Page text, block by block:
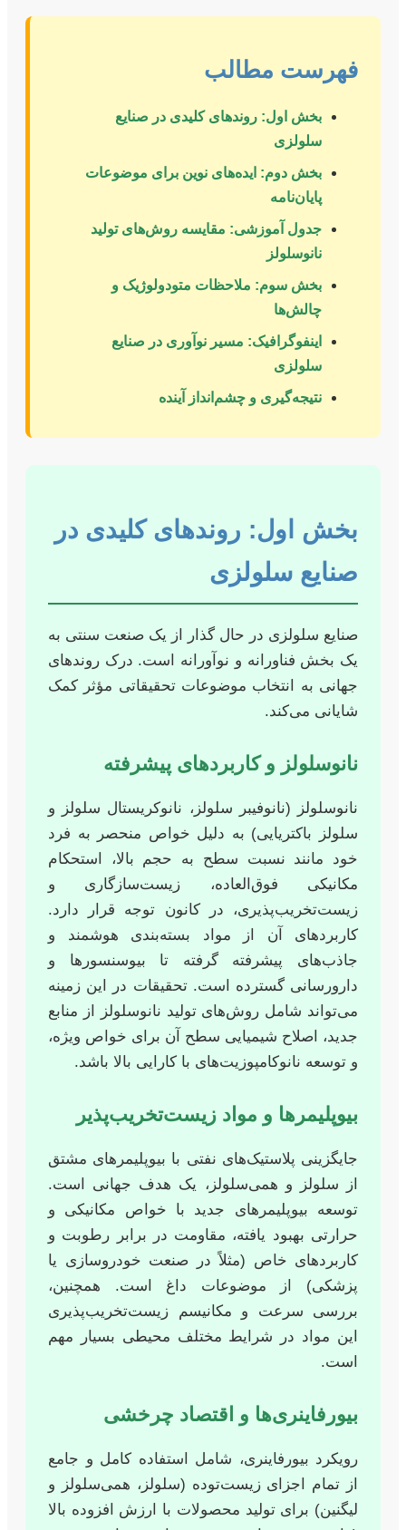
فهرست مطالب
بخش اول: روندهای کلیدی در صنایع
سلولزی
بخش دوم: ایده‌های نوین برای موضوعات
پایان‌نامه
جدول آموزشی: مقایسه روش‌های تولید
نانوسلولز
بخش سوم: ملاحظات متودولوژیک و
چالش‌ها
اینفوگرافیک: مسیر نوآوری در صنایع
سلولزی
نتیجه‌گیری و چشم‌انداز آینده
بخش اول: روندهای کلیدی در
صنایع سلولزی
صنایع سلولزی در حال گذار از یک صنعت سنتی به
یک بخش فناورانه و نوآورانه است. درک روندهای
جهانی به انتخاب موضوعات تحقیقاتی مؤثر کمک
شایانی می‌کند.
نانوسلولز و کاربردهای پیشرفته
نانوسلولز (نانوفیبر سلولز، نانوکریستال سلولز و
سلولز باکتریایی) به دلیل خواص منحصر به فرد
خود مانند نسبت سطح به حجم بالا، استحکام
مکانیکی فوق‌العاده، زیست‌سازگاری و
زیست‌تخریب‌پذیری، در کانون توجه قرار دارد.
کاربردهای آن از مواد بسته‌بندی هوشمند و
جاذب‌های پیشرفته گرفته تا بیوسنسورها و
دارورسانی گسترده است. تحقیقات در این زمینه
می‌تواند شامل روش‌های تولید نانوسلولز از منابع
جدید، اصلاح شیمیایی سطح آن برای خواص ویژه،
و توسعه نانوکامپوزیت‌های با کارایی بالا باشد.
بیوپلیمرها و مواد زیست‌تخریب‌پذیر
جایگزینی پلاستیک‌های نفتی با بیوپلیمرهای مشتق
از سلولز و همی‌سلولز، یک هدف جهانی است.
توسعه بیوپلیمرهای جدید با خواص مکانیکی و
حرارتی بهبود یافته، مقاومت در برابر رطوبت و
کاربردهای خاص (مثلاً در صنعت خودروسازی یا
پزشکی) از موضوعات داغ است. همچنین،
بررسی سرعت و مکانیسم زیست‌تخریب‌پذیری
این مواد در شرایط مختلف محیطی بسیار مهم
است.
بیورفاینری‌ها و اقتصاد چرخشی
رویکرد بیورفاینری، شامل استفاده کامل و جامع
از تمام اجزای زیست‌توده (سلولز، همی‌سلولز و
لیگنین) برای تولید محصولات با ارزش افزوده بالا